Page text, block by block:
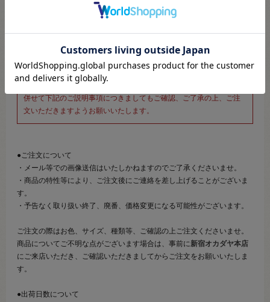
※新宿オカダヤ本店お取り扱い商品のご注文専用ページです※
こちらのページは、店頭にてあらかじめ商品詳細および商品コード
をご確認いただいた上でご注文いただけるページです。
そのため、商品画像および詳細は記載しておりません。
また、詳細につきましてのご案内、ご相談もオンラインショップ窓
口では承っておりません。
併せて下記のご説明事項につきましてもご確認、ご了承の上、ご注
文いただきますようお願いいたします。
●ご注文について
・メール等での画像送信はいたしかねますのでご了承くださいませ。
・商品の特性等により、ご注文後にご連絡を差し上げることがございま
す。
・予告なく取り扱い終了、廃番、価格変更になる可能性がございます。
ご注文の際はお色、サイズ、種類等、ご確認の上ご注文くださいませ。
商品についてご不明な点がございます場合は、事前に新宿オカダヤ本店
にご来店いただき、ご確認いただきましてからご注文をお願いいたしま
す。
●出荷日数について